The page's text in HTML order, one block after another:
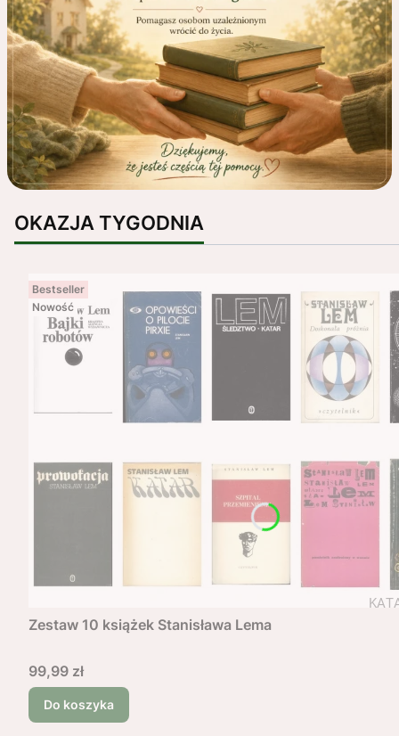
OKAZJA TYGODNIA
Bestseller
Nowość
Zestaw 10 książek Stanisława Lema
Cena
99,99 zł
Do koszyka